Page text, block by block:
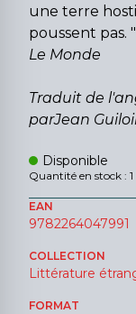
une terre
poussent pas. "
Le Monde
Traduit de
parJean
Disponible
Quantité en stock : 1
EAN
9782264047991
COLLECTION
Littérature
FORMAT